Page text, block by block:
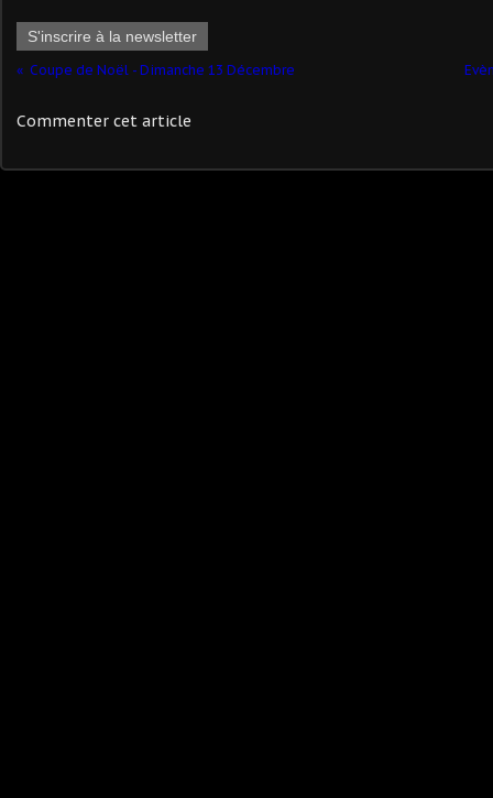
S'inscrire à la newsletter
Coupe de Noël - Dimanche 13 Décembre
Commenter cet article